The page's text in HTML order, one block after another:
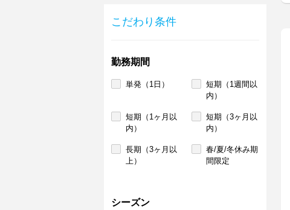
こだわり条件
勤務期間
単発（1日）
短期（1週間以
内）
短期（1ヶ月以
内）
短期（3ヶ月以
内）
長期（3ヶ月以
上）
春/夏/冬休み期
間限定
シーズン